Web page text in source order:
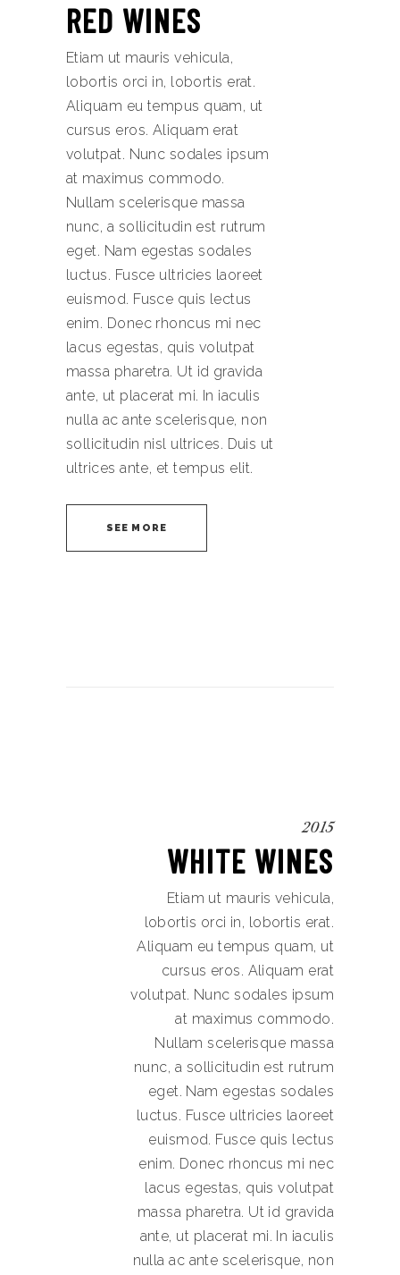
RED WINES
Etiam ut mauris vehicula,
lobortis orci in, lobortis erat.
Aliquam eu tempus quam, ut
cursus eros. Aliquam erat
volutpat. Nunc sodales ipsum
at maximus commodo.
Nullam scelerisque massa
nunc, a sollicitudin est rutrum
eget. Nam egestas sodales
luctus. Fusce ultricies laoreet
euismod. Fusce quis lectus
enim. Donec rhoncus mi nec
lacus egestas, quis volutpat
massa pharetra. Ut id gravida
ante, ut placerat mi. In iaculis
nulla ac ante scelerisque, non
sollicitudin nisl ultrices. Duis ut
ultrices ante, et tempus elit.
SEE MORE
2015
WHITE WINES
Etiam ut mauris vehicula,
lobortis orci in, lobortis erat.
Aliquam eu tempus quam, ut
cursus eros. Aliquam erat
volutpat. Nunc sodales ipsum
at maximus commodo.
Nullam scelerisque massa
nunc, a sollicitudin est rutrum
eget. Nam egestas sodales
luctus. Fusce ultricies laoreet
euismod. Fusce quis lectus
enim. Donec rhoncus mi nec
lacus egestas, quis volutpat
massa pharetra. Ut id gravida
ante, ut placerat mi. In iaculis
nulla ac ante scelerisque, non